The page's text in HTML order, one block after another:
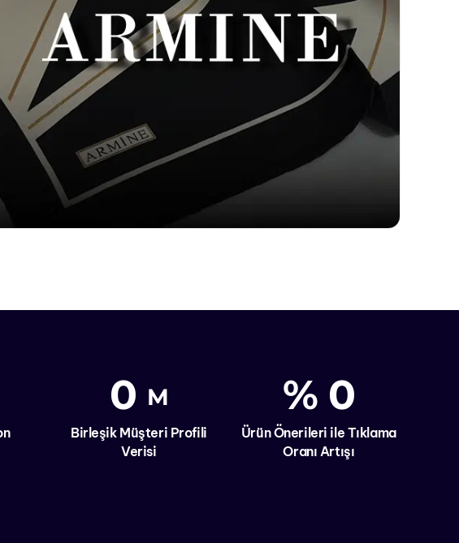
0 M
Birleşik Müşteri Profili
Verisi
% 0
Ürün Önerileri ile Tıklama
Oranı Artışı